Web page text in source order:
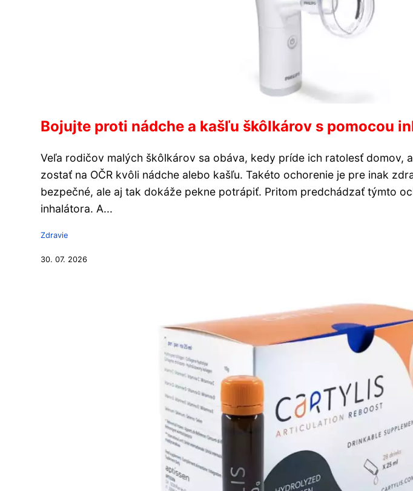
Bojujte proti nádche a kašľu škôlkárov s pomocou
Veľa rodičov malých škôlkárov sa obáva, kedy príde ich ratolesť domov,
zostať na OČR kvôli nádche alebo kašľu. Takéto ochorenie je pre inak
bezpečné, ale aj tak dokáže pekne potrápiť. Pritom predchádzať týmto
inhalátora. A...
Zdravie
30. 07. 2026